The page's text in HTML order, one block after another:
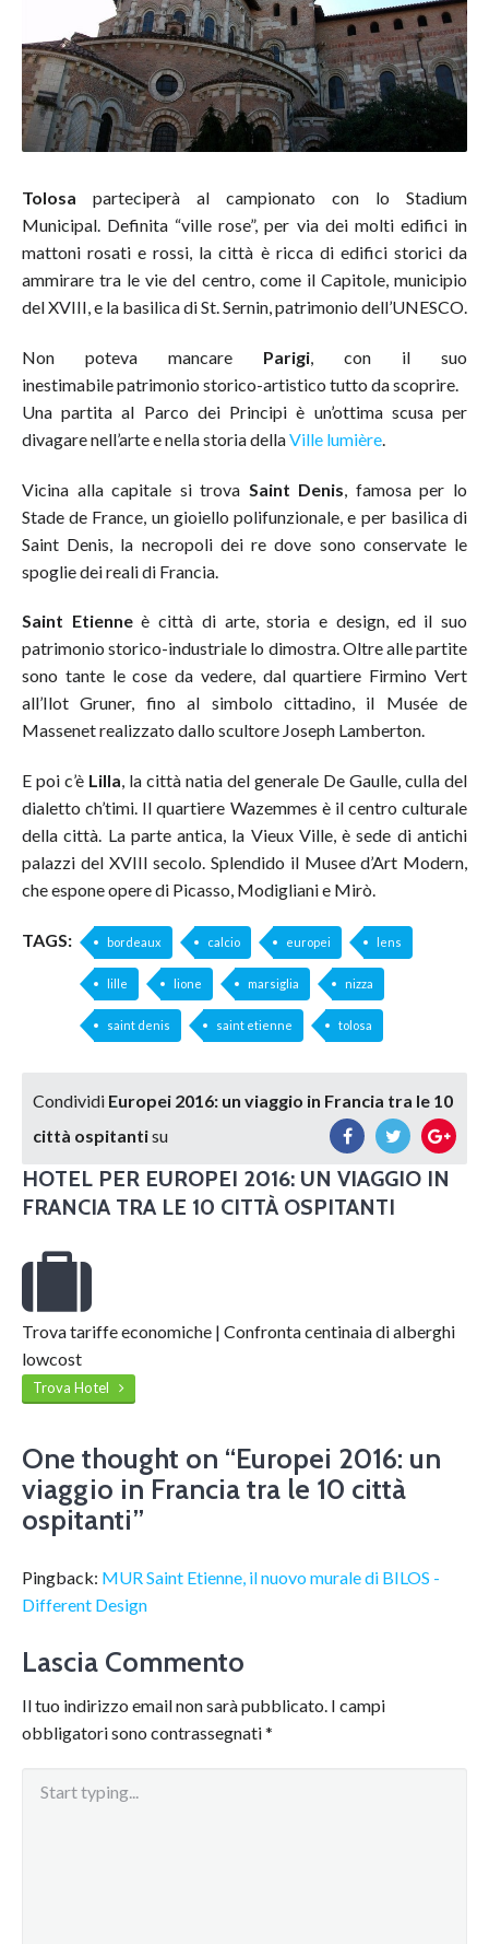
Tolosa parteciperà al campionato con lo Stadium
Municipal. Definita “ville rose”, per via dei molti edifici in
mattoni rosati e rossi, la città è ricca di edifici storici da
ammirare tra le vie del centro, come il Capitole, municipio
del XVIII, e la basilica di St. Sernin, patrimonio dell’UNESCO.
Non poteva mancare Parigi, con il suo
inestimabile patrimonio storico-artistico tutto da scoprire.
Una partita al Parco dei Principi è un’ottima scusa per
divagare nell’arte e nella storia dellaVille lumière.
Vicina alla capitale si trova Saint Denis , famosa per lo
Stade de France, un gioiello polifunzionale, e per basilica di
Saint Denis, la necropoli dei re dove sono conservate le
spoglie dei reali di Francia.
Saint Etienneè città di arte, storia e design, ed il suo
patrimonio storico-industriale lo dimostra. Oltre alle partite
sono tante le cose da vedere, dal quartiere Firmino Vert
all’Ilot Gruner, fino al simbolo cittadino, il Musée de
Massenet realizzato dallo scultore Joseph Lamberton.
E poi c’è Lilla, la città natia del generale De Gaulle, culla del
dialetto ch’timi. Il quartiere Wazemmes è il centro culturale
della città. La parte antica, la Vieux Ville, è sede di antichi
palazzi del XVIII secolo. Splendido il Musee d’Art Modern,
che espone opere di Picasso, Modigliani e Mirò.
TAGS: bordeaux calcio europei lens
lille lione marsiglia nizza
saint denis saint etienne tolosa
Condividi Europei 2016: un viaggio in Francia tra le 10
città ospitantisu
HOTEL PER EUROPEI 2016: UN VIAGGIO IN
FRANCIA TRA LE 10 CITTÀ OSPITANTI
Trova tariffe economiche | Confronta centinaia di alberghi
lowcost
Trova Hotel
One thought on “Europei 2016: un
viaggio in Francia tra le 10 città
ospitanti”
Pingback: MUR Saint Etienne, il nuovo murale di BILOS -
Different Design
Lascia Commento
Il tuo indirizzo email non sarà pubblicato. I campi
obbligatori sono contrassegnati*